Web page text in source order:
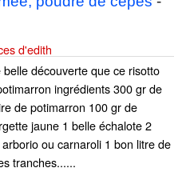
d'edith
belle découverte que ce risotto
ingrédients 300 gr de
de potimarron 100 gr de
jaune 1 belle échalote 2
ou carnaroli 1 bon litre de
tranches......